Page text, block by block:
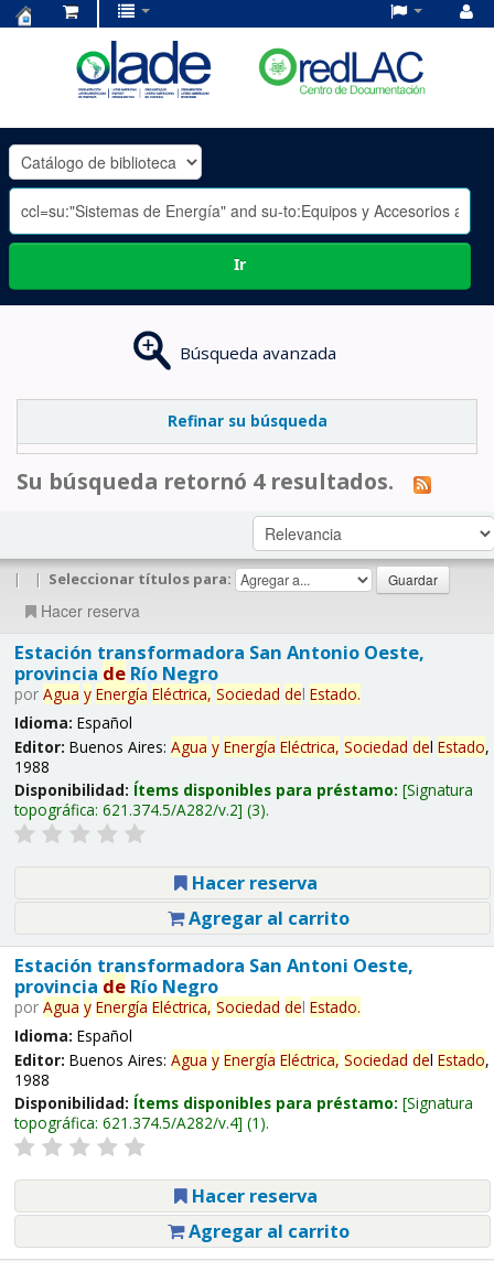
OLADE
-
Ir
Búsqueda avanzada
Refinar su búsqueda
Su búsqueda retornó 4 resultados.
| | Seleccionar títulos para:
Hacer reserva
Estación transformadora San Antonio Oeste,
provincia deRío Negro
por Agua y Energía Eléctrica, Sociedad del Estado.
Idioma: Español
Editor: Buenos Aires: Agua y Energía Eléctrica, Sociedad del Estado,
1988
Disponibilidad: Ítems disponibles para préstamo: Signatura
topográfica: 621.374.5/A282/v.2 (3).
Hacer reserva
Agregar al carrito
Estación transformadora San Antoni Oeste,
provincia deRío Negro
por Agua y Energía Eléctrica, Sociedad del Estado.
Idioma: Español
Editor: Buenos Aires: Agua y Energía Eléctrica, Sociedad del Estado,
1988
Disponibilidad: Ítems disponibles para préstamo: Signatura
topográfica: 621.374.5/A282/v.4 (1).
Hacer reserva
Agregar al carrito